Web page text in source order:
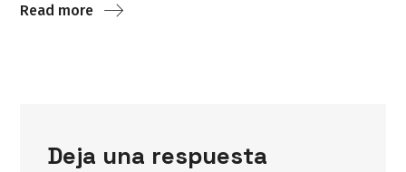
Read more
Deja una respuesta